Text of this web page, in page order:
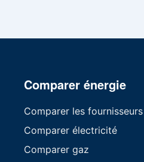
Comparer énergie
Comparer les
Comparer électricité
Comparer gaz